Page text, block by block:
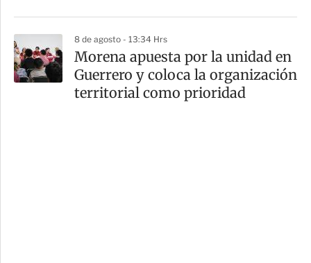
8 de agosto - 13:34 Hrs
Morena apuesta por la unidad en
Guerrero y coloca la organización
territorial como prioridad